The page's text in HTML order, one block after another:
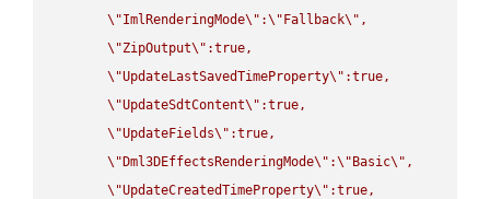
\"ImlRenderingMode\" :\" Fallback\" ,
\"ZipOutput\" :true,
\"UpdateLastSavedTimeProperty\" :true,
\"UpdateSdtContent\" :true,
\"UpdateFields\" :true,
\" Dml3DEffectsRenderingMode\" :\" Basic\" ,
\"UpdateCreatedTimeProperty\" :true,